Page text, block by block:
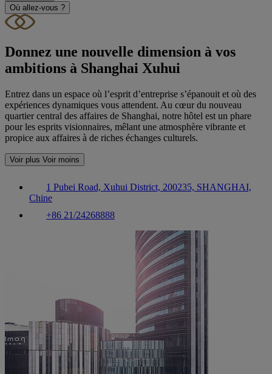
Où allez-vous ?
Donnez une nouvelle dimension à vos
ambitions à Shanghai Xuhui
Entrez dans un espace où l’esprit d’entreprise s’épanouit et où des
expériences dynamiques vous attendent. Au cœur du nouveau
quartier central des affaires de Shanghai, notre hôtel est un phare
pour les esprits visionnaires, mêlant une atmosphère vibrante et
propice aux affaires à de riches échanges culturels.
Voir plus Voir moins
1 Pubei Road, Xuhui District, 200235, SHANGHAI,
Chine
+86 21/24268888